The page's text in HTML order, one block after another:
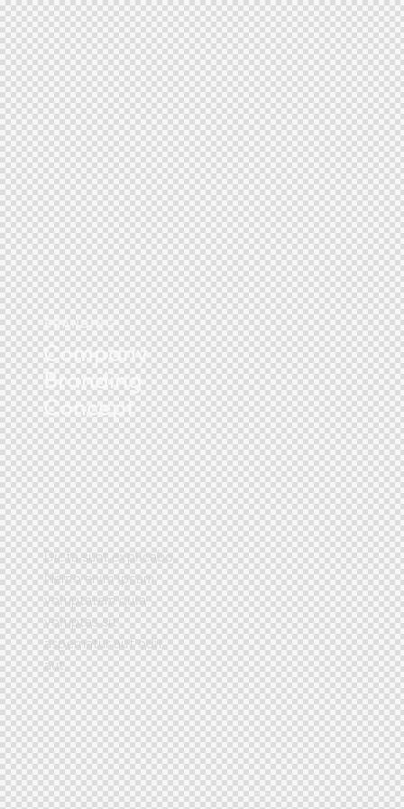
BRANDING
Company
Branding
Concept
Dicta sunt explicabo.
Nemo enim ipsam
voluptatem quia
voluptas sit
aspernatur aut odit
aut.